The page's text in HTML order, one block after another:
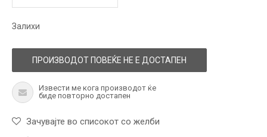
Залихи
ПРОИЗВОДОТ ПОВЕЌЕ НЕ Е ДОСТАПЕН
Извести ме кога производот ќе
биде повторно достапен
Зачувајте во списокот со желби